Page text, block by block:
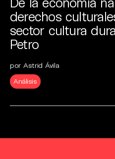
derechos
sector cultura
Petro
por Astrid Ávila
Análisis